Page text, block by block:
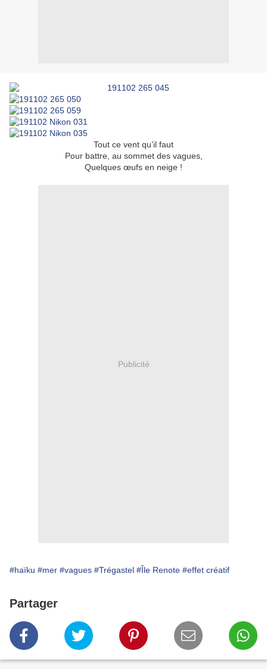
Tout ce vent qu’il faut
Pour battre, au sommet des vagues,
Quelques œufs en neige !
Publicité
#haïku #mer #vagues #Trégastel #Île Renote #effet créatif
Partager